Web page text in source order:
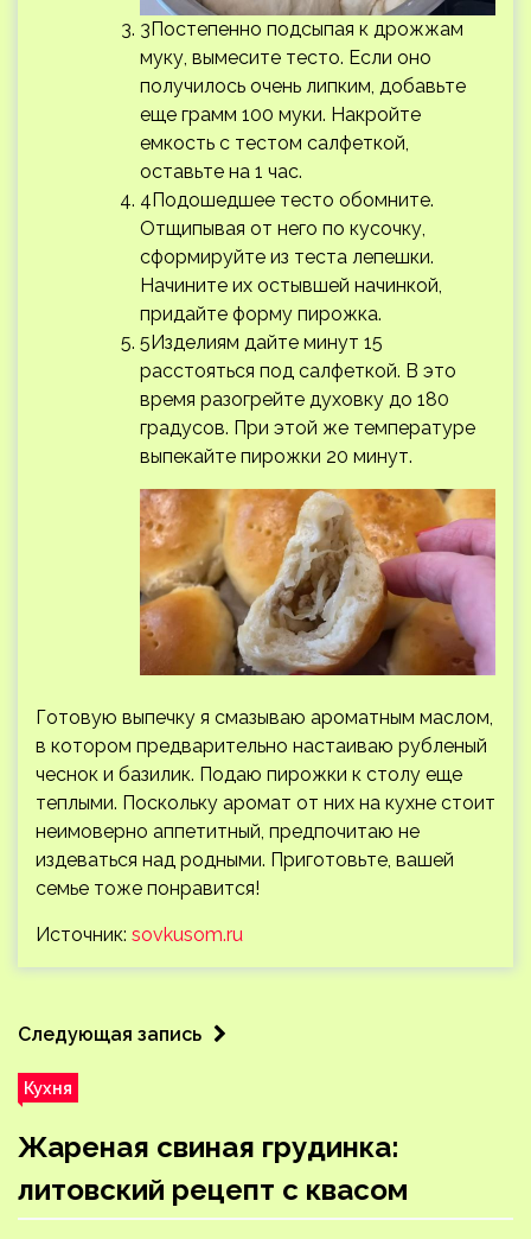
3Постепенно подсыпая к дрожжам
муку, вымесите тесто. Если оно
получилось очень липким, добавьте
еще грамм 100 муки. Накройте
емкость с тестом салфеткой,
оставьте на 1 час.
4Подошедшее тесто обомните.
Отщипывая от него по кусочку,
сформируйте из теста лепешки.
Начините их остывшей начинкой,
придайте форму пирожка.
5Изделиям дайте минут 15
расстояться под салфеткой. В это
время разогрейте духовку до 180
градусов. При этой же температуре
выпекайте пирожки 20 минут.
Готовую выпечку я смазываю ароматным маслом,
в котором предварительно настаиваю рубленый
чеснок и базилик. Подаю пирожки к столу еще
теплыми. Поскольку аромат от них на кухне стоит
неимоверно аппетитный, предпочитаю не
издеваться над родными. Приготовьте, вашей
семье тоже понравится!
Источник: sovkusom.ru
Следующая запись
Кухня
Жареная свиная грудинка:
литовский рецепт с квасом